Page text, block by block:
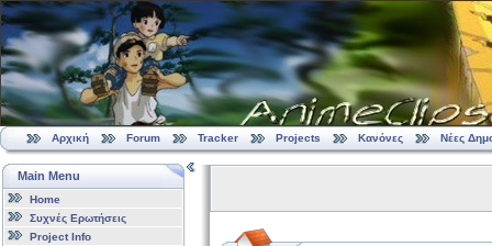
Αρχική Forum Tracker Projects Κανόνες Νέες
Main Menu
Home
Συχνές Ερωτήσεις
Project Info